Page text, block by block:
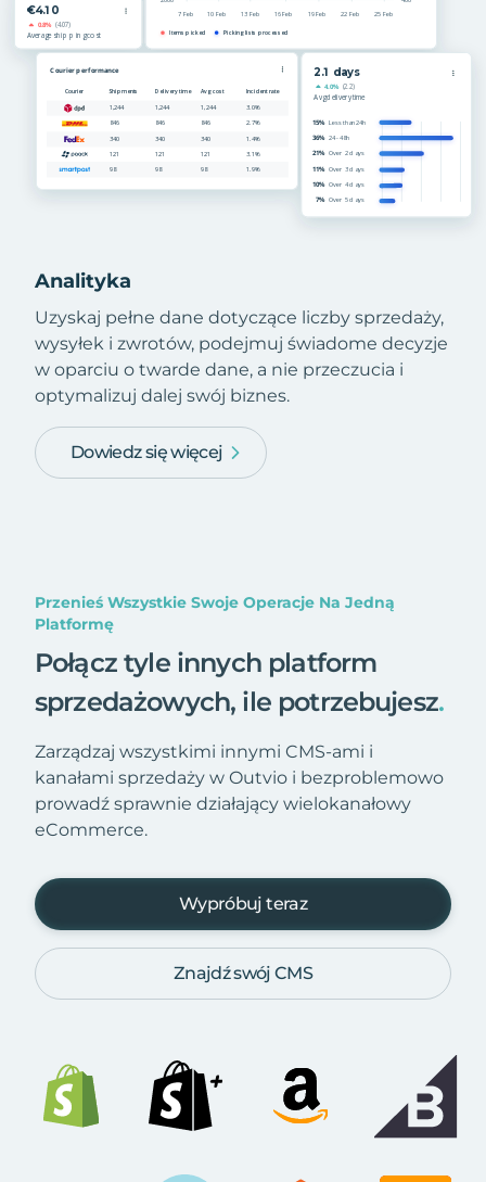
Analityka
Uzyskaj pełne dane dotyczące liczby sprzedaży,
wysyłek i zwrotów, podejmuj świadome decyzje
w oparciu o twarde dane, a nie przeczucia i
optymalizuj dalej swój biznes.
Dowiedz się więcej
Przenieś Wszystkie Swoje Operacje Na Jedną
Platformę
Połącz tyle innych platform
sprzedażowych, ile potrzebujesz.
Zarządzaj wszystkimi innymi CMS-ami i
kanałami sprzedaży w Outvio i bezproblemowo
prowadź sprawnie działający wielokanałowy
eCommerce.
Wypróbuj teraz
Znajdź swój CMS